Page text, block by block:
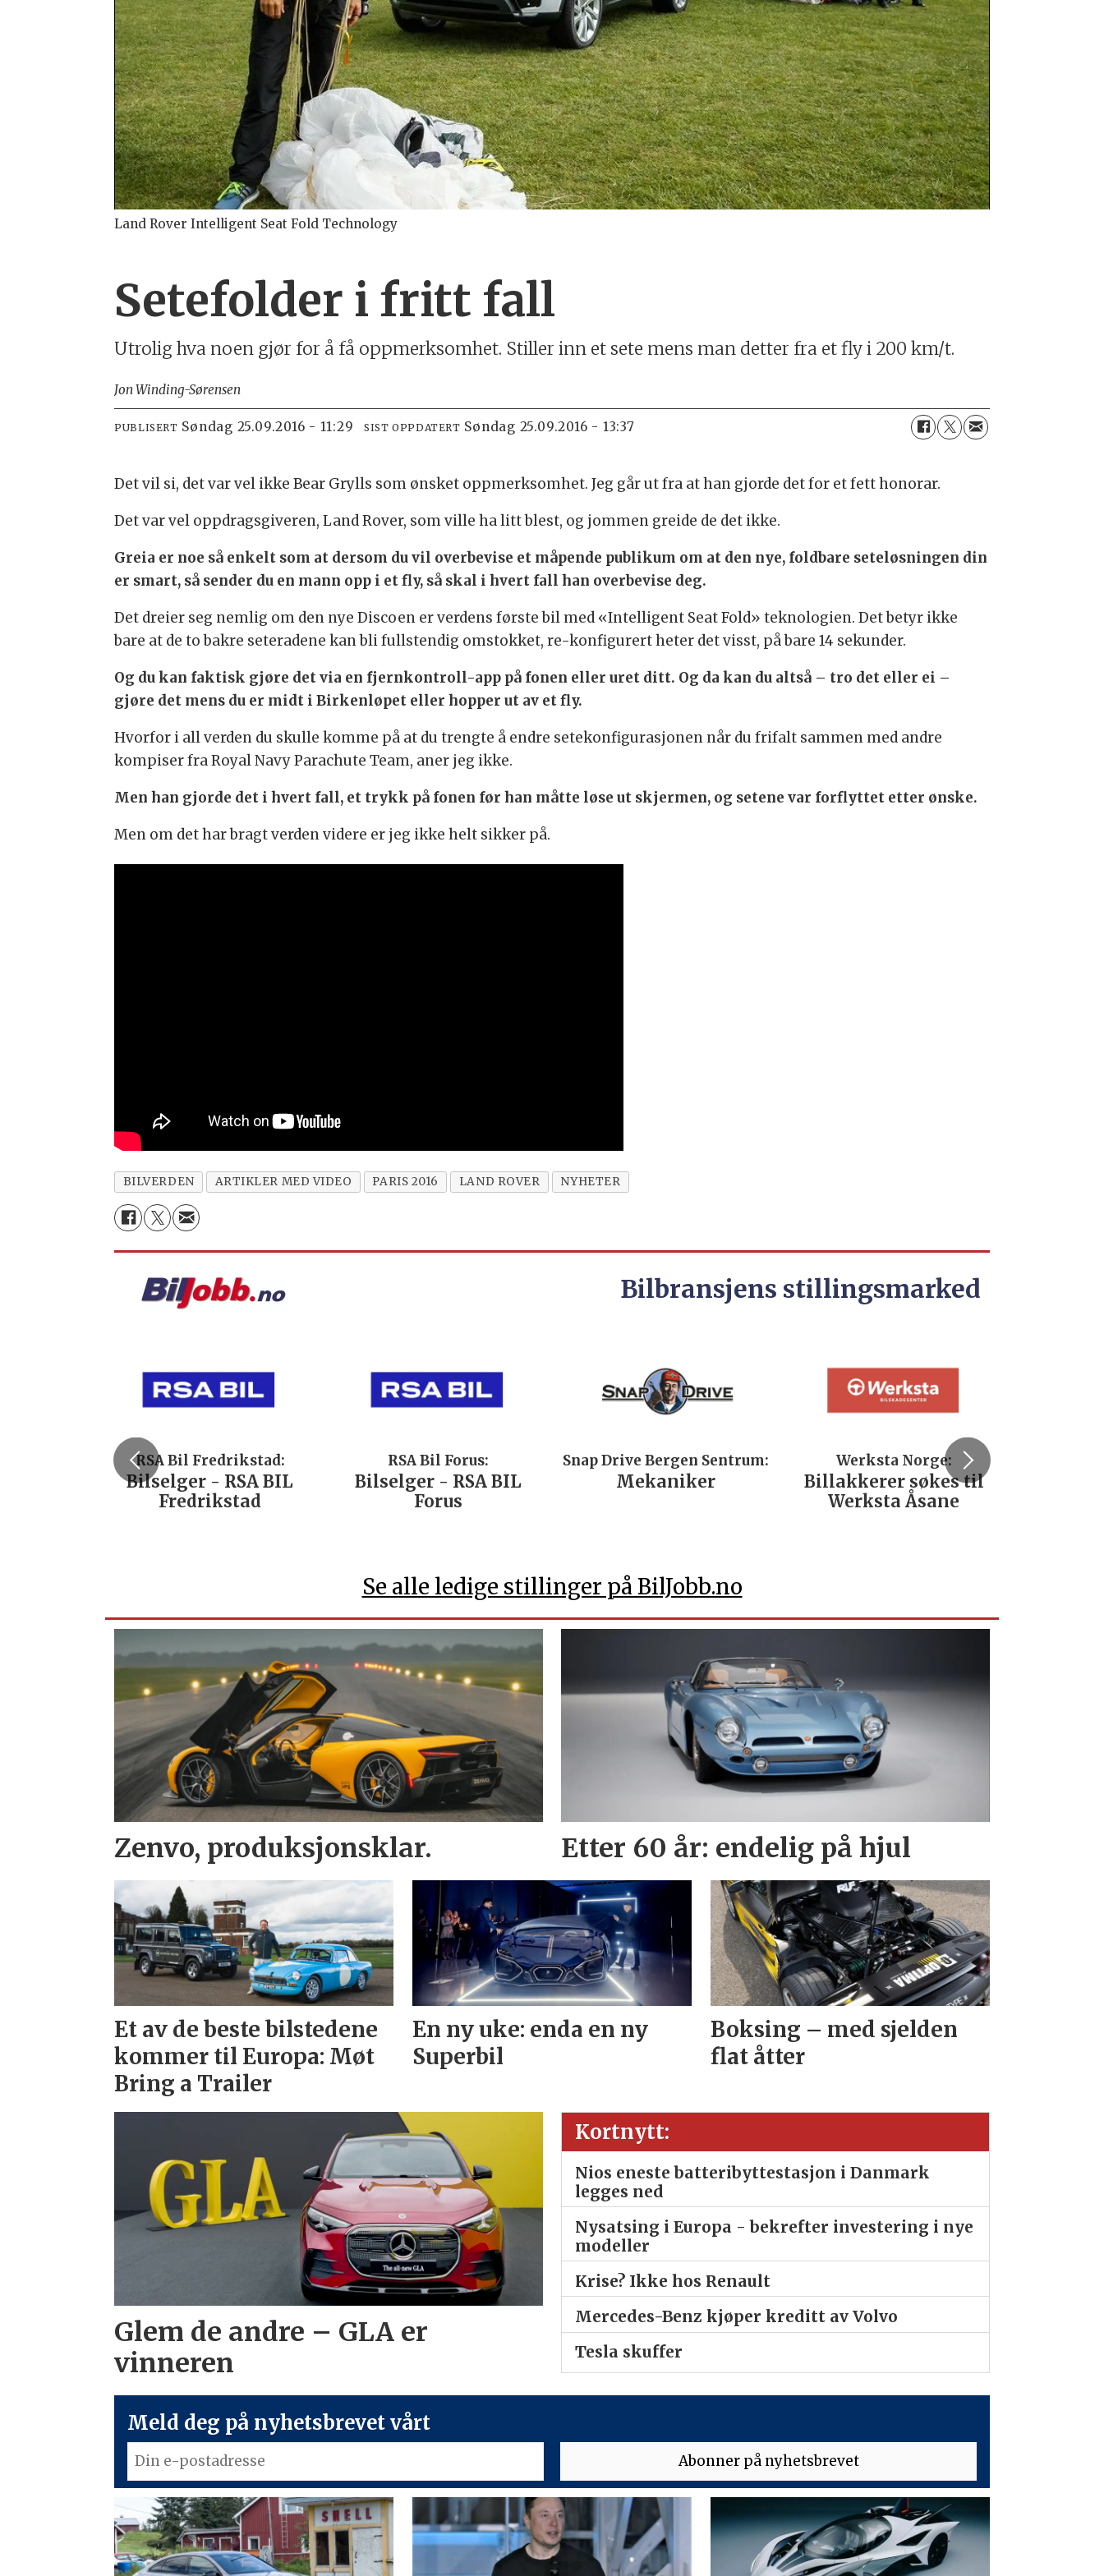
Land Rover Intelligent Seat Fold Technology
Setefolder i fritt fall
Utrolig hva noen gjør for å få oppmerksomhet. Stiller inn et sete mens man detter fra et fly i 200 km/t.
Jon Winding-Sørensen
PUBLISERT søndag 25.09.2016 - 11:29 SIST OPPDATERT søndag 25.09.2016 - 13:37
Det vil si, det var vel ikke Bear Grylls som ønsket oppmerksomhet. Jeg går ut fra at han gjorde det for et fett honorar.
Det var vel oppdragsgiveren, Land Rover, som ville ha litt blest, og jommen greide de det ikke.
Greia er noe så enkelt som at dersom du vil overbevise et måpende publikum om at den nye, foldbare seteløsningen din
er smart, så sender du en mann opp i et fly, så skal i hvert fall han overbevise deg.
Det dreier seg nemlig om den nye Discoen er verdens første bil med «Intelligent Seat Fold» teknologien. Det betyr ikke
bare at de to bakre seteradene kan bli fullstendig omstokket, re-konfigurert heter det visst, på bare 14 sekunder.
Og du kan faktisk gjøre det via en fjernkontroll-app på fonen eller uret ditt. Og da kan du altså – tro det eller ei –
gjøre det mens du er midt i Birkenløpet eller hopper ut av et fly.
Hvorfor i all verden du skulle komme på at du trengte å endre setekonfigurasjonen når du frifalt sammen med andre
kompiser fra Royal Navy Parachute Team, aner jeg ikke.
Men han gjorde det i hvert fall, et trykk på fonen før han måtte løse ut skjermen, og setene var forflyttet etter ønske.
Men om det har bragt verden videre er jeg ikke helt sikker på.
BILVERDEN ARTIKLER MED VIDEO PARIS 2016 LAND ROVER NYHETER
Bilbransjens stillingsmarked
RSA Bil Fredrikstad:
Bilselger - RSA BIL
Fredrikstad
RSA Bil Forus:
Bilselger - RSA BIL
Forus
Snap Drive Bergen Sentrum:
Mekaniker
Werksta Norge:
Billakkerer søkes til
Werksta Åsane
Se alle ledige stillinger på BilJobb.no
Zenvo, produksjonsklar. Etter 60 år: endelig på hjul
Et av de beste bilstedene
kommer til Europa: Møt
Bring a Trailer
En ny uke: enda en ny
Superbil
Boksing – med sjelden
flat åtter
Glem de andre – GLA er
vinneren
Kortnytt:
Nios eneste batteribyttestasjon i Danmark
legges ned
Nysatsing i Europa - bekrefter investering i nye
modeller
Krise? Ikke hos Renault
Mercedes-Benz kjøper kreditt av Volvo
Tesla skuffer
Meld deg på nyhetsbrevet vårt